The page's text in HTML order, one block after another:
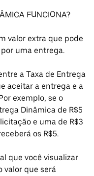
FUNCIONA?
valor extra que pode
uma entrega.
a Taxa de Entrega
aceitar a entrega e a
exemplo, se o
Dinâmica de R$5
e uma de R$3
os R$5.
que você visualizar
valor que será